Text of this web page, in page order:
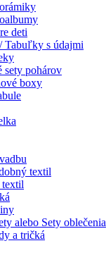
deti
Tabuľky s údajmi
sety pohárov
boxy
textil
alebo Sety oblečenia
a tričká